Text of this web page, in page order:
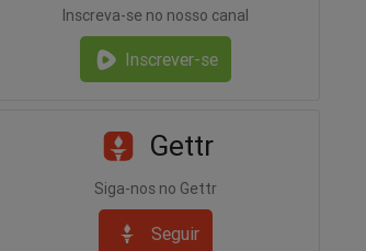
Inscreva-se no nosso canal
Inscrever-se
Gettr
Siga-nos no Gettr
Seguir